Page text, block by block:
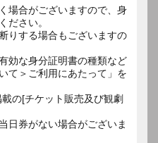
場合がございますので、身
ださい。
りする場合もございますの
効な身分証明書の種類など
て＞ご利用にあたって」を
の[チケット販売及び観劇
日券がない場合がございま